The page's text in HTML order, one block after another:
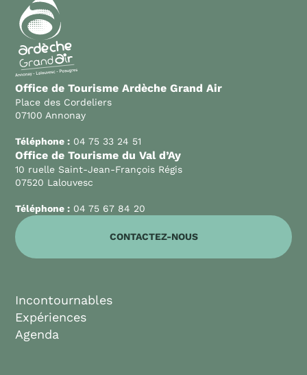
Office de Tourisme Ardèche Grand Air
Place des Cordeliers
07100 Annonay
Téléphone : 04 75 33 24 51
Office de Tourisme du Val d’Ay
10 ruelle Saint-Jean-François Régis
07520 Lalouvesc
Téléphone : 04 75 67 84 20
CONTACTEZ-NOUS
Incontournables
Expériences
Agenda